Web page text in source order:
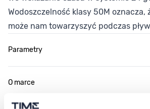
Wodoszczelność klasy 50M oznacza,
może nam towarzyszyć podczas
Parametry
O marce